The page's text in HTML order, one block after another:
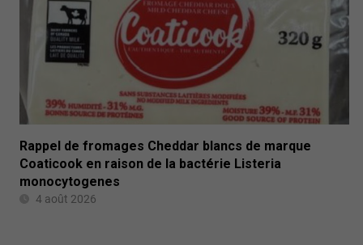
Rappel de fromages Cheddar blancs de marque
Coaticook en raison de la bactérie Listeria
monocytogenes
4 août 2026